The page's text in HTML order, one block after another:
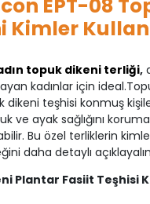
EPT-08
Kimler
topuk dikeni terliği,
kadınlar için
dikeni teşhisi konmuş
ve ayak sağlığını
Bu özel terliklerin
daha detaylı
Plantar Fasiit Teşhisi